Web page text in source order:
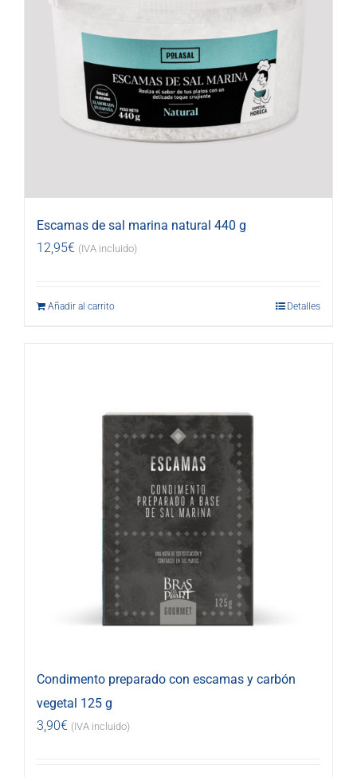
Escamas de sal marina natural 440 g
12,95€ (IVA incluido)
Añadir al carrito Detalles
Condimento preparado con escamas y carbón
vegetal 125 g
3,90€ (IVA incluido)